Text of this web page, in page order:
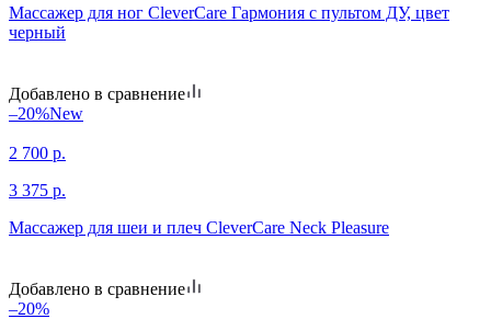
Массажер для ног CleverCare Гармония с пультом ДУ, цвет
черный
Добавлено в сравнение
–20%New
2 700 р.
3 375 р.
Массажер для шеи и плеч CleverCare Neck Pleasure
Добавлено в сравнение
–20%